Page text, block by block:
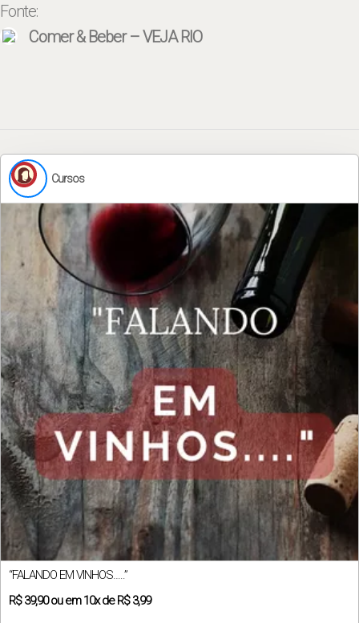
Fonte:
Comer & Beber – VEJA RIO
Cursos
“FALANDO EM VINHOS…..”
R$39,90ou em10xdeR$ 3,99